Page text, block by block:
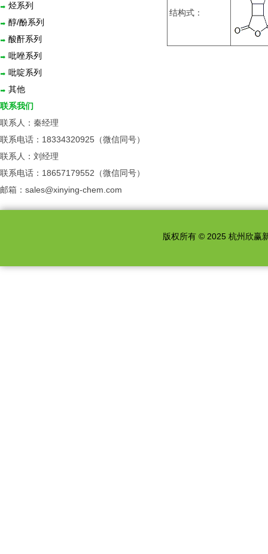
烃系列
醇/酚系列
酸酐系列
吡唑系列
吡啶系列
其他
联系我们
联系人：秦经理
联系电话：18334320925（微信同号）
联系人：刘经理
联系电话：18657179552（微信同号）
邮箱：sales@xinying-chem.com
结构式：
版权所有 © 2025 杭州欣赢